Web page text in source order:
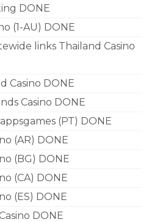
DONE
(1-AU) DONE
links Thailand Casino
Casino DONE
Casino DONE
(PT) DONE
(AR) DONE
(BG) DONE
(CA) DONE
(ES) DONE
DONE